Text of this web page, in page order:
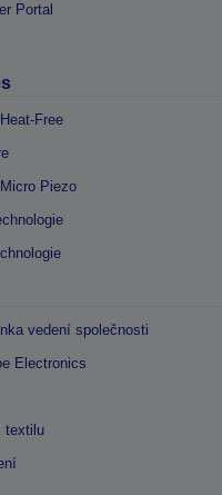
Portal
Free
Piezo
vedení společnosti
Electronics
textilu